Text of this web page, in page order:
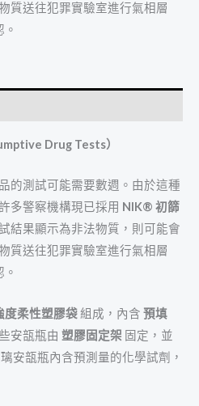
質送往犯罪實驗室進行氣相層
Drug Tests）
的測試可能需要數週。由於這種
多警察機構現已採用 NIK® 初篩
結果顯示為非法物質，則可能會
質送往犯罪實驗室進行氣相層
度柔性塑膠袋組成，內含 預填
安瓿瓶由 塑膠固定架 固定，並
璃安瓿瓶內含預測量的化學試劑，